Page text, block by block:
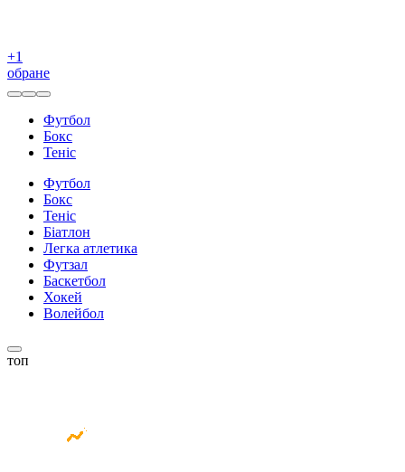
+1
обране
Футбол
Бокс
Теніс
Футбол
Бокс
Теніс
Біатлон
Легка атлетика
Футзал
Баскетбол
Хокей
Волейбол
топ